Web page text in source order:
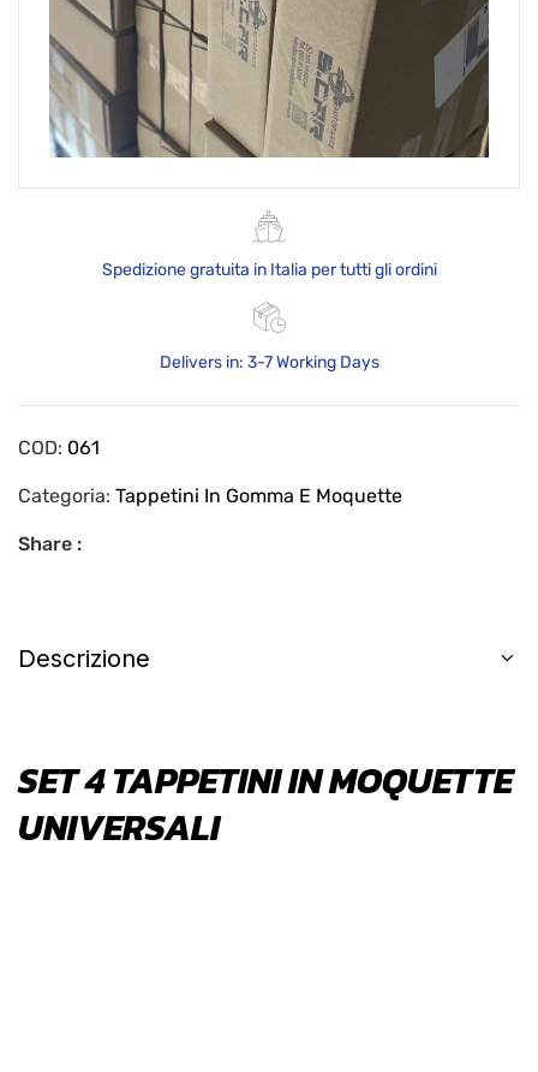
Spedizione gratuita in Italia per tutti gli ordini
Delivers in: 3-7 Working Days
COD: 061
Categoria: Tappetini In Gomma E Moquette
Share :
Descrizione
SET 4 TAPPETINI IN MOQUETTE
UNIVERSALI